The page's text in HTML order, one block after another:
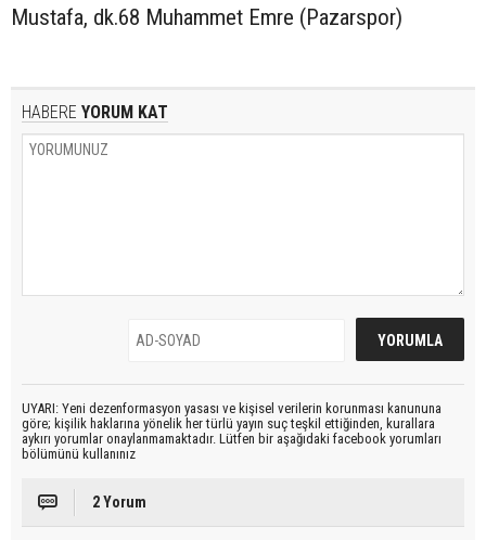
Mustafa, dk.68 Muhammet Emre (Pazarspor)
HABERE YORUM KAT
UYARI: Yeni dezenformasyon yasası ve kişisel verilerin korunması kanununa
göre; kişilik haklarına yönelik her türlü yayın suç teşkil ettiğinden, kurallara
aykırı yorumlar onaylanmamaktadır. Lütfen bir aşağıdaki facebook yorumları
bölümünü kullanınız
2 Yorum